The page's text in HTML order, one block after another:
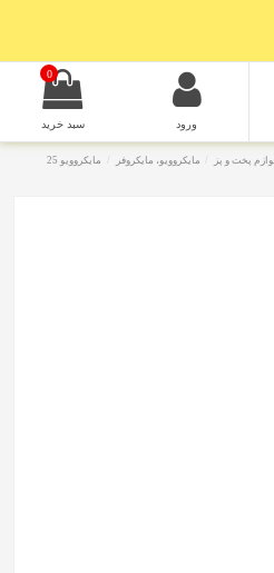
ورود
0
سبد خرید
لوازم پخت و پز مایکروویو، مایکروفر
مایکروویو 25